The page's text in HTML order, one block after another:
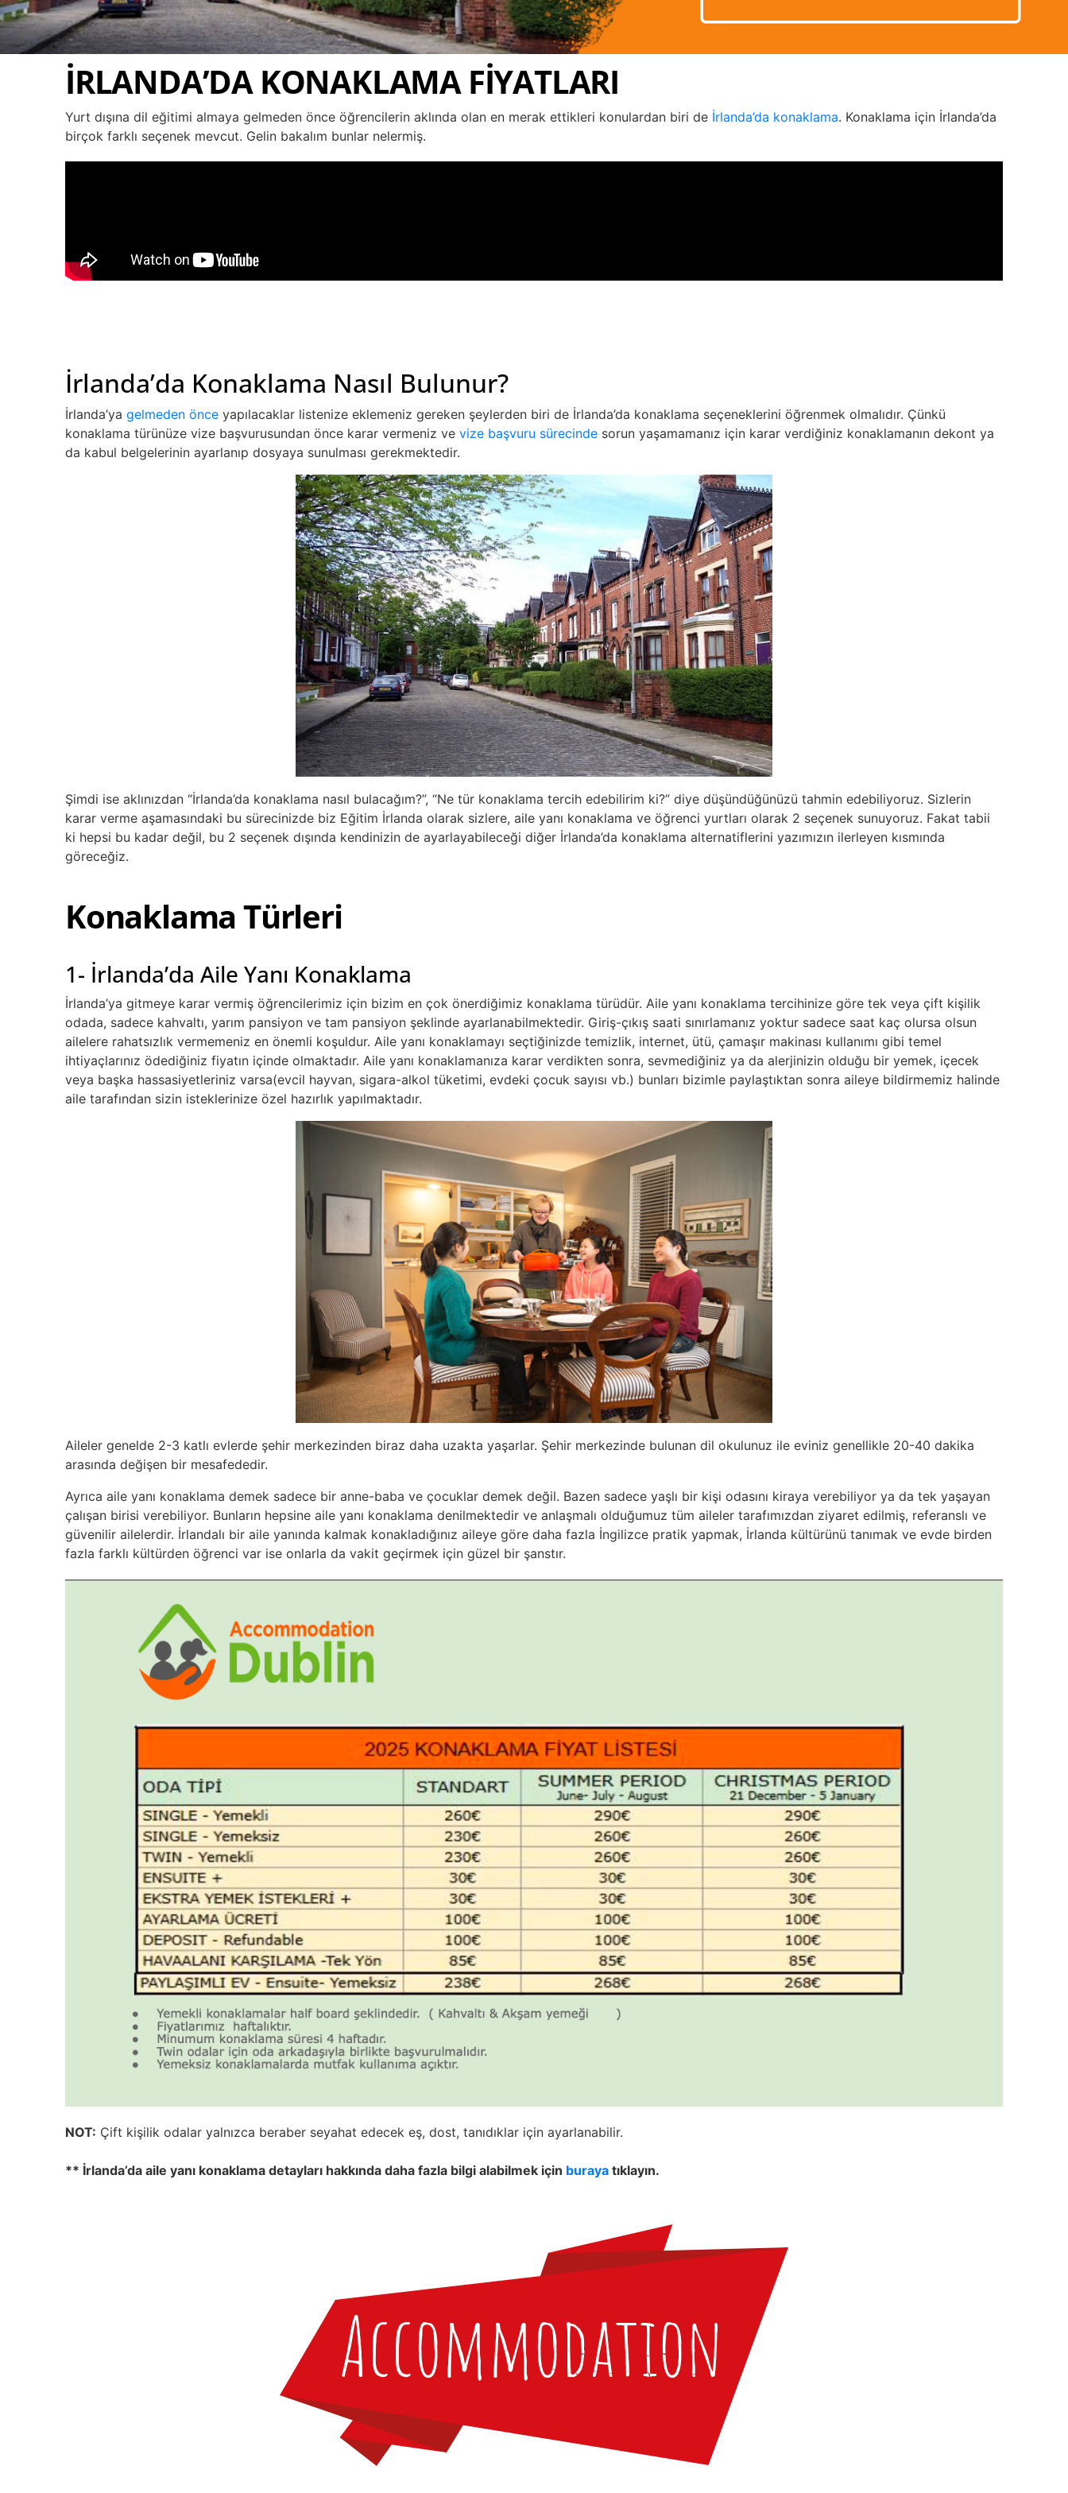
İRLANDA’DA KONAKLAMA FİYATLARI
Yurt dışına dil eğitimi almaya gelmeden önce öğrencilerin aklında olan en merak ettikleri konulardan biri de İrlanda’da konaklama. Konaklama için İrlanda’da
birçok farklı seçenek mevcut. Gelin bakalım bunlar nelermiş.
İrlanda’da Konaklama Nasıl Bulunur?
İrlanda’ya gelmeden önce yapılacaklar listenize eklemeniz gereken şeylerden biri de İrlanda’da konaklama seçeneklerini öğrenmek olmalıdır. Çünkü
konaklama türünüze vize başvurusundan önce karar vermeniz ve vize başvuru sürecinde sorun yaşamamanız için karar verdiğiniz konaklamanın dekont ya
da kabul belgelerinin ayarlanıp dosyaya sunulması gerekmektedir.
Şimdi ise aklınızdan “İrlanda’da konaklama nasıl bulacağım?”, “Ne tür konaklama tercih edebilirim ki?” diye düşündüğünüzü tahmin edebiliyoruz. Sizlerin
karar verme aşamasındaki bu sürecinizde biz Eğitim İrlanda olarak sizlere, aile yanı konaklama ve öğrenci yurtları olarak 2 seçenek sunuyoruz. Fakat tabii
ki hepsi bu kadar değil, bu 2 seçenek dışında kendinizin de ayarlayabileceği diğer İrlanda’da konaklama alternatiflerini yazımızın ilerleyen kısmında
göreceğiz.
Konaklama Türleri
1- İrlanda’da Aile Yanı Konaklama
İrlanda’ya gitmeye karar vermiş öğrencilerimiz için bizim en çok önerdiğimiz konaklama türüdür. Aile yanı konaklama tercihinize göre tek veya çift kişilik
odada, sadece kahvaltı, yarım pansiyon ve tam pansiyon şeklinde ayarlanabilmektedir. Giriş-çıkış saati sınırlamanız yoktur sadece saat kaç olursa olsun
ailelere rahatsızlık vermemeniz en önemli koşuldur. Aile yanı konaklamayı seçtiğinizde temizlik, internet, ütü, çamaşır makinası kullanımı gibi temel
ihtiyaçlarınız ödediğiniz fiyatın içinde olmaktadır. Aile yanı konaklamanıza karar verdikten sonra, sevmediğiniz ya da alerjinizin olduğu bir yemek, içecek
veya başka hassasiyetleriniz varsa(evcil hayvan, sigara-alkol tüketimi, evdeki çocuk sayısı vb.) bunları bizimle paylaştıktan sonra aileye bildirmemiz halinde
aile tarafından sizin isteklerinize özel hazırlık yapılmaktadır.
Aileler genelde 2-3 katlı evlerde şehir merkezinden biraz daha uzakta yaşarlar. Şehir merkezinde bulunan dil okulunuz ile eviniz genellikle 20-40 dakika
arasında değişen bir mesafededir.
Ayrıca aile yanı konaklama demek sadece bir anne-baba ve çocuklar demek değil. Bazen sadece yaşlı bir kişi odasını kiraya verebiliyor ya da tek yaşayan
çalışan birisi verebiliyor. Bunların hepsine aile yanı konaklama denilmektedir ve anlaşmalı olduğumuz tüm aileler tarafımızdan ziyaret edilmiş, referanslı ve
güvenilir ailelerdir. İrlandalı bir aile yanında kalmak konakladığınız aileye göre daha fazla İngilizce pratik yapmak, İrlanda kültürünü tanımak ve evde birden
fazla farklı kültürden öğrenci var ise onlarla da vakit geçirmek için güzel bir şanstır.
NOT: Çift kişilik odalar yalnızca beraber seyahat edecek eş, dost, tanıdıklar için ayarlanabilir.
** İrlanda’da aile yanı konaklama detayları hakkında daha fazla bilgi alabilmek için buraya tıklayın.